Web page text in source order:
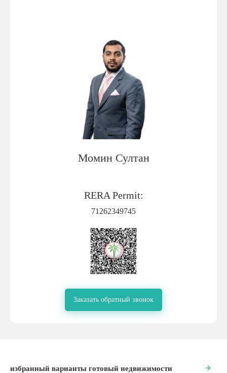
Момин Султан
RERA Permit:
71262349745
Заказать обратный звонок
избранный варианты готовый недвижимости